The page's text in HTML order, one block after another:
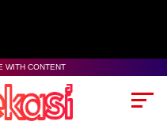
WITH CONTENT